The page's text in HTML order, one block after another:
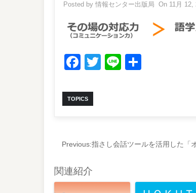
Posted by 情報センター出版局 On 11月 12,
Facebook
Twitter
Line
TOPICS
Previous:指さし会話ツールを活用した「
関連紹介